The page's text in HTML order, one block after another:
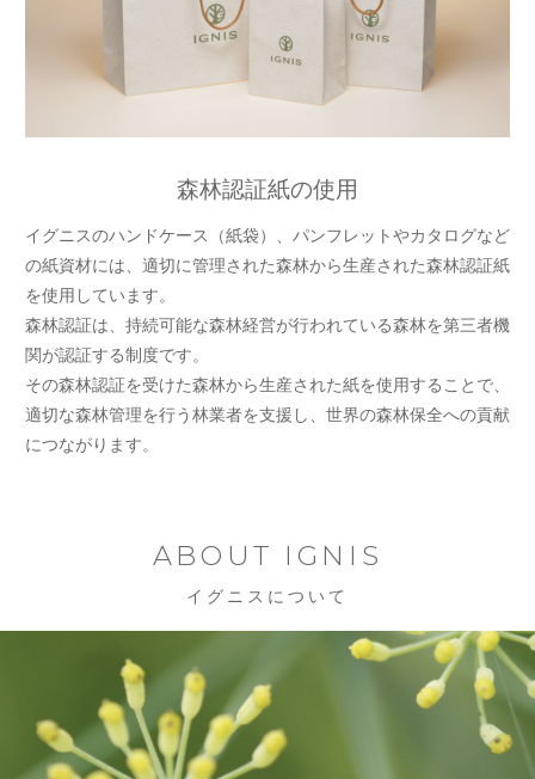
森林認証紙の使用
イグニスのハンドケース（紙袋）、パンフレットやカタログなど
の紙資材には、適切に管理された森林から生産された森林認証紙
を使用しています。
森林認証は、持続可能な森林経営が行われている森林を第三者機
関が認証する制度です。
その森林認証を受けた森林から生産された紙を使用することで、
適切な森林管理を行う林業者を支援し、世界の森林保全への貢献
につながります。
ABOUT IGNIS
イグニスについて